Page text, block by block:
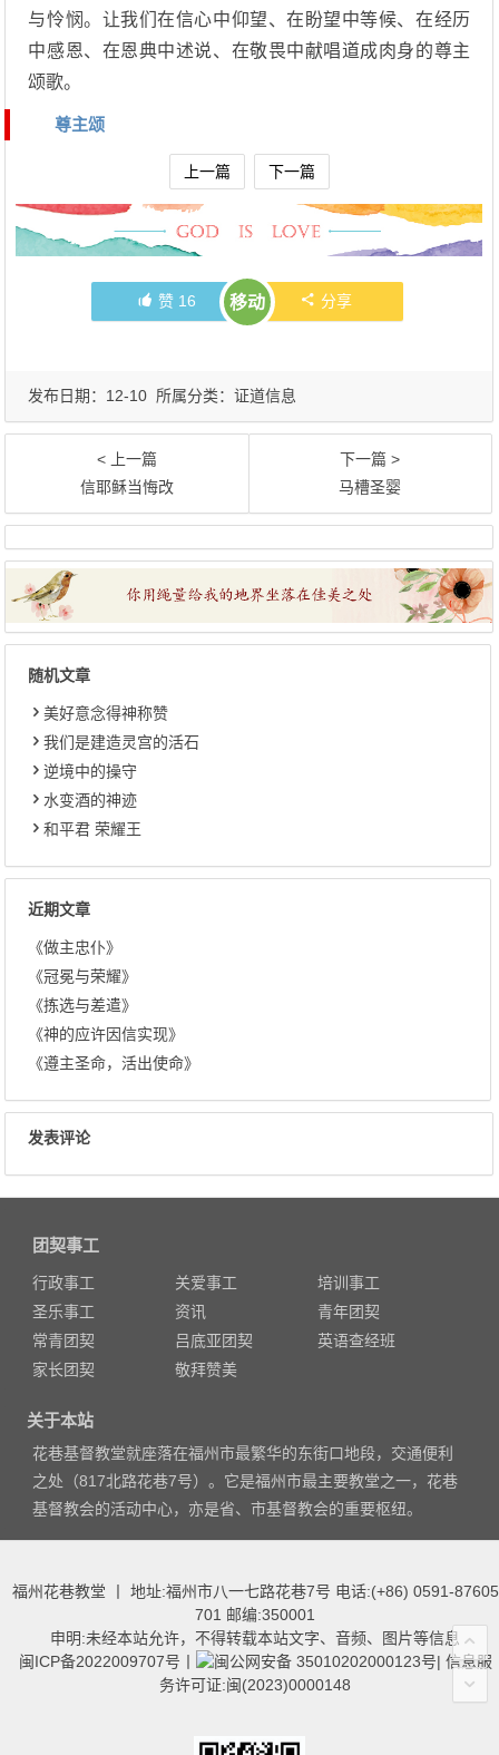
与怜悯。让我们在信心中仰望、在盼望中等候、在经历
中感恩、在恩典中述说、在敬畏中献唱道成肉身的尊主
颂歌。
尊主颂
上一篇 下一篇
赞 16 移动 分享
发布日期：12-10 所属分类：证道信息
< 上一篇
信耶稣当悔改
下一篇 >
马槽圣婴
随机文章
美好意念得神称赞
我们是建造灵宫的活石
逆境中的操守
水变酒的神迹
和平君 荣耀王
近期文章
《做主忠仆》
《冠冕与荣耀》
《拣选与差遣》
《神的应许因信实现》
《遵主圣命，活出使命》
发表评论
团契事工
行政事工 关爱事工
培训事工
圣乐事工
资讯
青年团契
常青团契
吕底亚团契
英语查经班
家长团契
敬拜赞美
关于本站
花巷基督教堂就座落在福州市最繁华的东街口地段，交通便利
之处（817北路花巷7号）。它是福州市最主要教堂之一，花巷
基督教会的活动中心，亦是省、市基督教会的重要枢纽。
福州花巷教堂 丨 地址:福州市八一七路花巷7号 电话:(+86) 0591-87605
701 邮编:350001
申明:未经本站允许，不得转载本站文字、音频、图片等信息
闽ICP备2022009707号
闽公网安备 35010202000123号| 信息服
务许可证:闽(2023)0000148